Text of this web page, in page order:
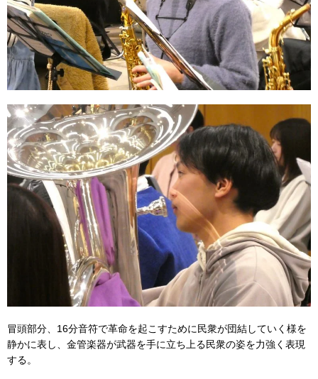
冒頭部分、16分音符で革命を起こすために民衆が団結していく様を
静かに表し、金管楽器が武器を手に立ち上る民衆の姿を力強く表現
する。